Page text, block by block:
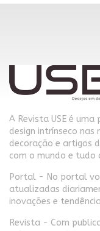
A Revista USE é
design intrínseco nas
decoração e artigos
com o mundo e tudo
Portal - No portal
atualizadas
inovações e
Revista - Com